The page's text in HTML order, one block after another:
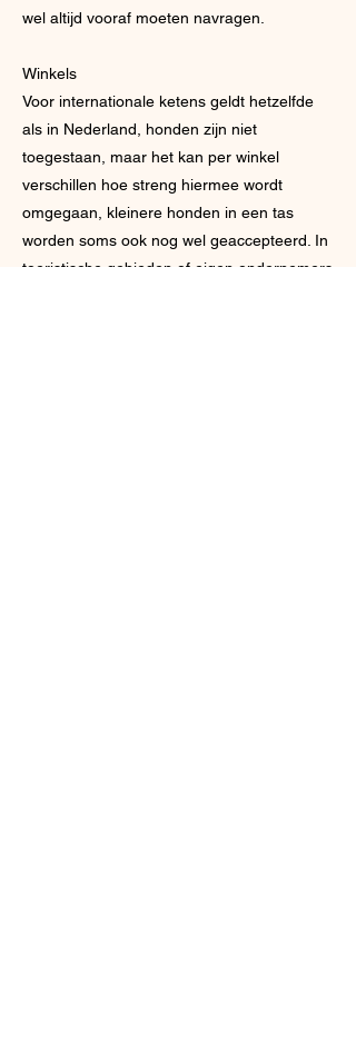
wel altijd vooraf moeten navragen.
Winkels
Voor internationale ketens geldt hetzelfde
als in Nederland, honden zijn niet
toegestaan, maar het kan per winkel
verschillen hoe streng hiermee wordt
omgegaan, kleinere honden in een tas
worden soms ook nog wel geaccepteerd. In
toeristische gebieden of eigen ondernemers